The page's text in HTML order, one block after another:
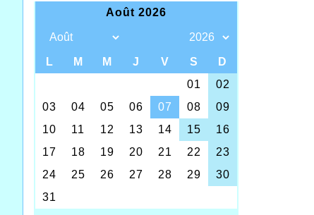
Meeting Abeilles /
Régionaux /